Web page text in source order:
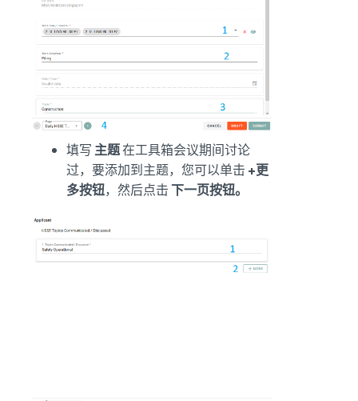
填写 主题在工具箱会议期间讨论
过，要添加到主题，您可以单击 +更
多按钮，然后点击 下一页按钮。